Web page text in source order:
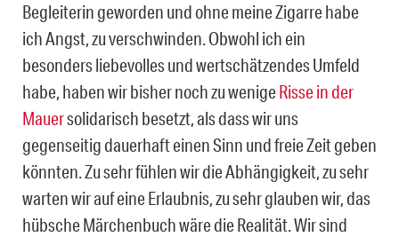
Begleiterin geworden und ohne meine Zigarre habe
ich Angst, zu verschwinden. Obwohl ich ein
besonders liebevolles und wertschätzendes Umfeld
habe, haben wir bisher noch zu wenigeRisse in der
Mauersolidarisch besetzt, als dass wir uns
gegenseitig dauerhaft einen Sinn und freie Zeit geben
könnten. Zu sehr fühlen wir die Abhängigkeit, zu sehr
warten wir auf eine Erlaubnis, zu sehr glauben wir, das
hübsche Märchenbuch wäre die Realität. Wir sind